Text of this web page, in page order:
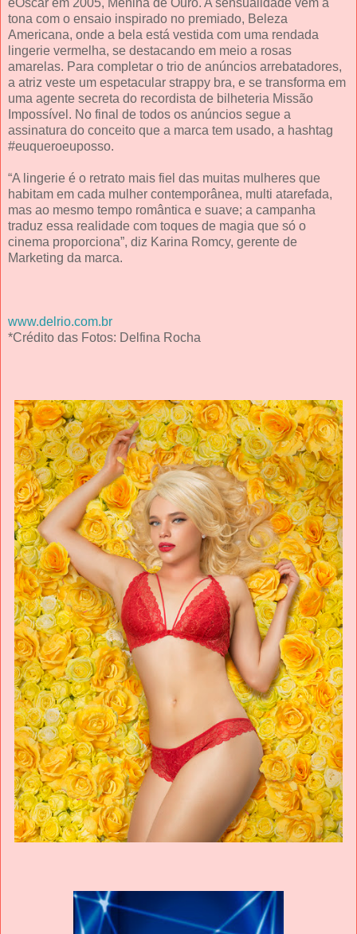
eOscar em 2005, Menina de Ouro. A sensualidade vem à
tona com o ensaio inspirado no premiado, Beleza
Americana, onde a bela está vestida com uma rendada
lingerie vermelha, se destacando em meio a rosas
amarelas. Para completar o trio de anúncios arrebatadores,
a atriz veste um espetacular strappy bra, e se transforma em
uma agente secreta do recordista de bilheteria Missão
Impossível. No final de todos os anúncios segue a
assinatura do conceito que a marca tem usado, a hashtag
#euqueroeuposso.
“A lingerie é o retrato mais fiel das muitas mulheres que
habitam em cada mulher contemporânea, multi atarefada,
mas ao mesmo tempo romântica e suave; a campanha
traduz essa realidade com toques de magia que só o
cinema proporciona”, diz Karina Romcy, gerente de
Marketing da marca.
www.delrio.com.br
*Crédito das Fotos: Delfina Rocha